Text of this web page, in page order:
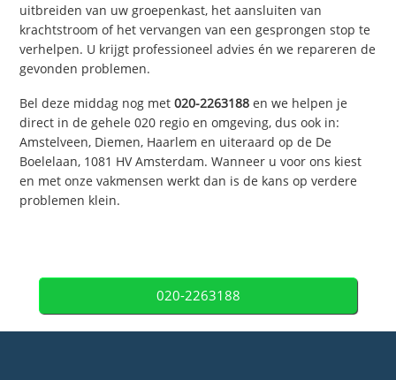
uitbreiden van uw groepenkast, het aansluiten van
krachtstroom of het vervangen van een gesprongen stop te
verhelpen. U krijgt professioneel advies én we repareren de
gevonden problemen.
Bel deze middag nog met020-2263188 en we helpen je
direct in de gehele 020 regio en omgeving, dus ook in:
Amstelveen, Diemen, Haarlem en uiteraard op de De
Boelelaan, 1081 HV Amsterdam. Wanneer u voor ons kiest
en met onze vakmensen werkt dan is de kans op verdere
problemen klein.
020-2263188